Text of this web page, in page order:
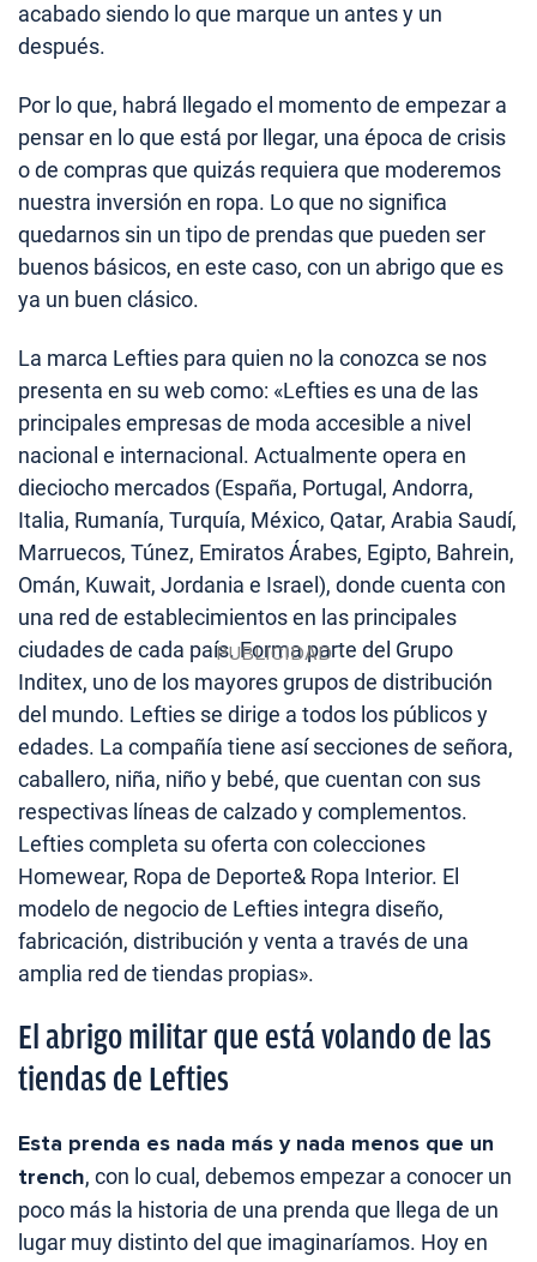
acabado siendo lo que marque un antes y un
después.
Por lo que, habrá llegado el momento de empezar a
pensar en lo que está por llegar, una época de crisis
o de compras que quizás requiera que moderemos
nuestra inversión en ropa. Lo que no significa
quedarnos sin un tipo de prendas que pueden ser
buenos básicos, en este caso, con un abrigo que es
ya un buen clásico.
La marca Lefties para quien no la conozca se nos
presenta en su web como: «Lefties es una de las
principales empresas de moda accesible a nivel
nacional e internacional. Actualmente opera en
dieciocho mercados (España, Portugal, Andorra,
Italia, Rumanía, Turquía, México, Qatar, Arabia Saudí,
Marruecos, Túnez, Emiratos Árabes, Egipto, Bahrein,
Omán, Kuwait, Jordania e Israel), donde cuenta con
una red de establecimientos en las principales
ciudades de cada país. Forma parte del Grupo
Inditex, uno de los mayores grupos de distribución
del mundo. Lefties se dirige a todos los públicos y
edades. La compañía tiene así secciones de señora,
caballero, niña, niño y bebé, que cuentan con sus
respectivas líneas de calzado y complementos.
Lefties completa su oferta con colecciones
Homewear, Ropa de Deporte& Ropa Interior. El
modelo de negocio de Lefties integra diseño,
fabricación, distribución y venta a través de una
amplia red de tiendas propias».
El abrigo militar que está volando de las
tiendas de Lefties
Esta prenda es nada más y nada menos que un
trench, con lo cual, debemos empezar a conocer un
poco más la historia de una prenda que llega de un
lugar muy distinto del que imaginaríamos. Hoy en